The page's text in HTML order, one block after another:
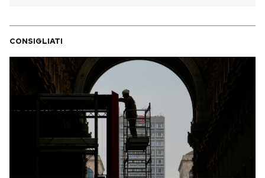
CONSIGLIATI